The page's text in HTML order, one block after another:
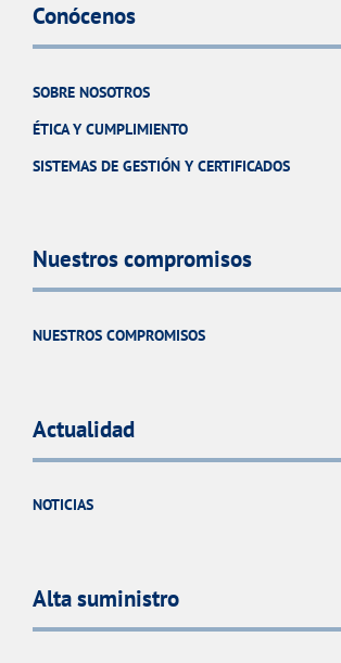
Conócenos
SOBRE NOSOTROS
ÉTICA Y CUMPLIMIENTO
SISTEMAS DE GESTIÓN Y CERTIFICADOS
Nuestros compromisos
NUESTROS COMPROMISOS
Actualidad
NOTICIAS
Alta suministro